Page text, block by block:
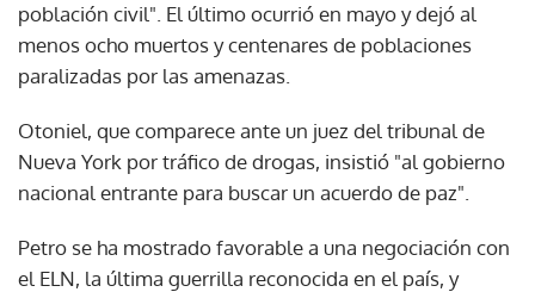
población civil". El último ocurrió en mayo y dejó al
menos ocho muertos y centenares de poblaciones
paralizadas por las amenazas.
Otoniel, que comparece ante un juez del tribunal de
Nueva York por tráfico de drogas, insistió "al gobierno
nacional entrante para buscar un acuerdo de paz".
Petro se ha mostrado favorable a una negociación con
el ELN, la última guerrilla reconocida en el país, y